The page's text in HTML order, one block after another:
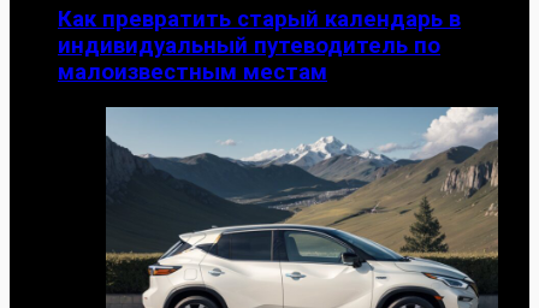
Как превратить старый календарь в
индивидуальный путеводитель по
малоизвестным местам